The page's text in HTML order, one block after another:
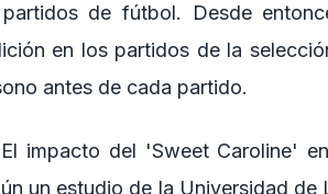
de fútbol. Desde
en los partidos de la
antes de cada partido.
El impacto del 'Sweet Caroline'
un estudio de la Universidad